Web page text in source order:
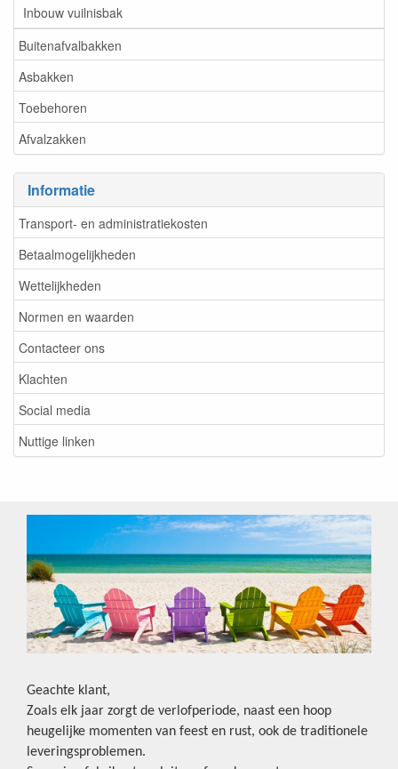
Inbouw vuilnisbak
Buitenafvalbakken
Asbakken
Toebehoren
Afvalzakken
Informatie
Transport- en administratiekosten
Betaalmogelijkheden
Wettelijkheden
Normen en waarden
Contacteer ons
Klachten
Social media
Nuttige linken
Geachte klant,
Zoals elk jaar zorgt de verlofperiode, naast een hoop
heugelijke momenten van feest en rust, ook de traditionele
leveringsproblemen.